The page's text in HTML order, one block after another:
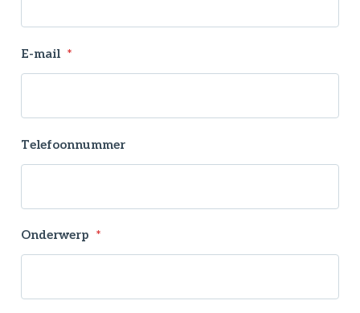
E-mail *
Telefoonnummer
Onderwerp *